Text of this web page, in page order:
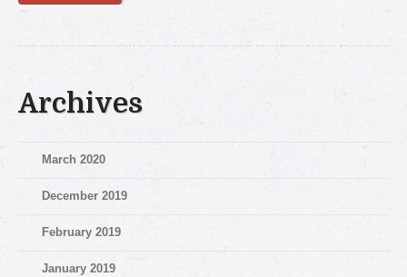
Archives
March 2020
December 2019
February 2019
January 2019